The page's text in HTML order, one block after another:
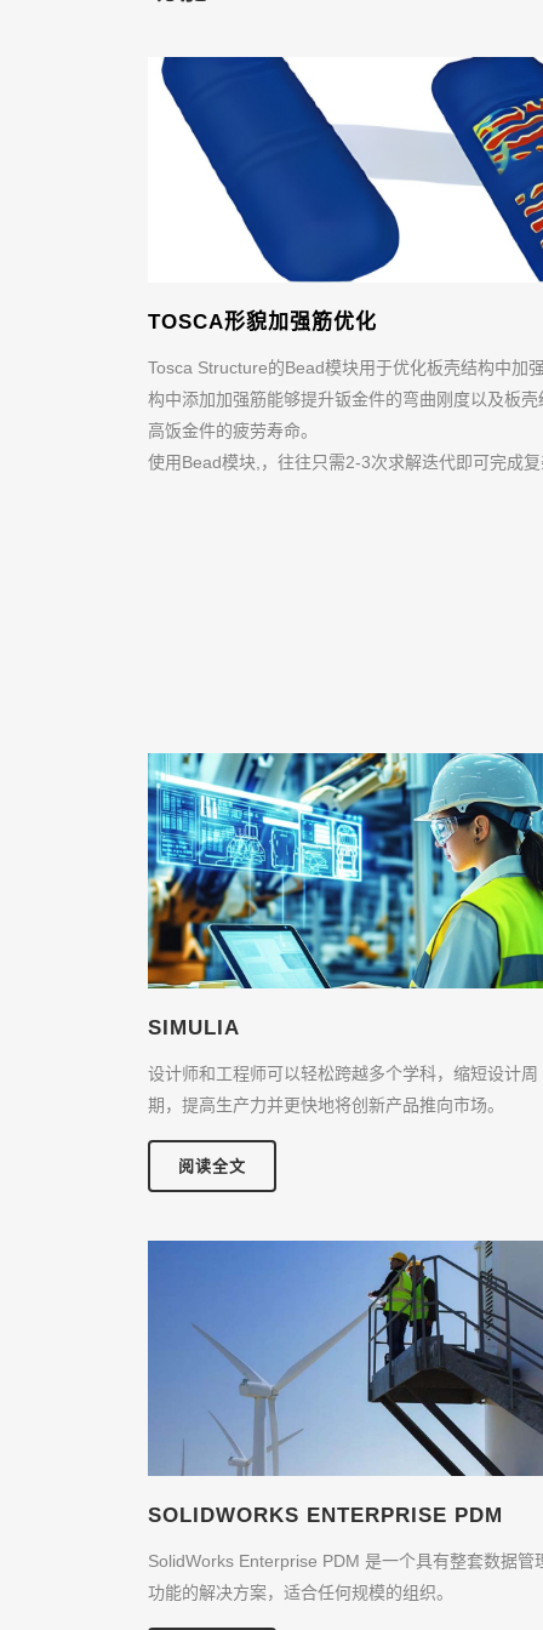
TOSCA形貌加强筋优化
Tosca Structure的Bead模块用于优化板壳结构中加
构中添加加强筋能够提升钣金件的弯曲刚度以及板
高饭金件的疲劳寿命。
使用Bead模块,，往往只需2-3次求解迭代即可完成
SIMULIA
设计师和工程师可以轻松跨越多个学科，缩短设计周
期，提高生产力并更快地将创新产品推向市场。
阅读全文
SOLIDWORKS ENTERPRISE PDM
SolidWorks Enterprise PDM 是一个具有整套数据管
功能的解决方案，适合任何规模的组织。